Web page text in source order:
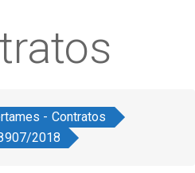
- Contratos
2018